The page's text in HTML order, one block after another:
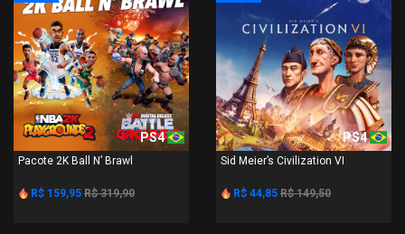
PS4
Pacote 2K Ball N’ Brawl
R$ 159,95 R$ 319,90
PS4
Sid Meier’s Civilization VI
R$ 44,85 R$ 149,50